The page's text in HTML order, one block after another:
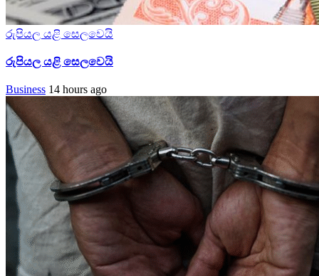
රුපියල යළි සෙලවෙයි
රුපියල යළි සෙලවෙයි
Business 14 hours ago